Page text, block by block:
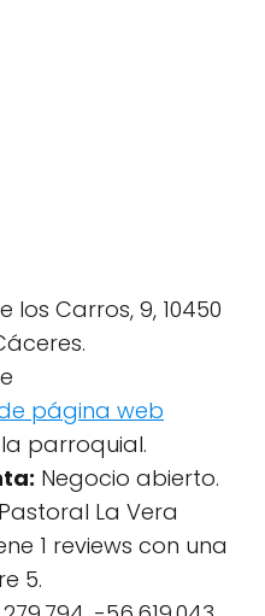
los Carros, 9, 10450
página web
parroquial.
Negocio abierto.
La Vera
1 reviews con una
5.